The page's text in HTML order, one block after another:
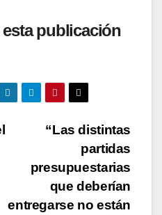
m
ar
tir
publicación
“Las distintas
partidas
presupuestarias
que deberían
entregarse no están